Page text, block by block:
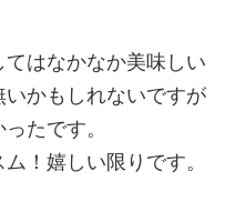
はなかなか美味しい
かもしれないですが
たです。
！嬉しい限りです。